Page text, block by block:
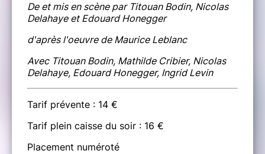
De et mis en scène par Titouan Bodin, Nicolas
Delahaye et Edouard Honegger
d'après l'oeuvre de Maurice Leblanc
Avec Titouan Bodin, Mathilde Cribier, Nicolas
Delahaye, Edouard Honegger, Ingrid Levin
Tarif prévente : 14 €
Tarif plein caisse du soir : 16 €
Placement numéroté